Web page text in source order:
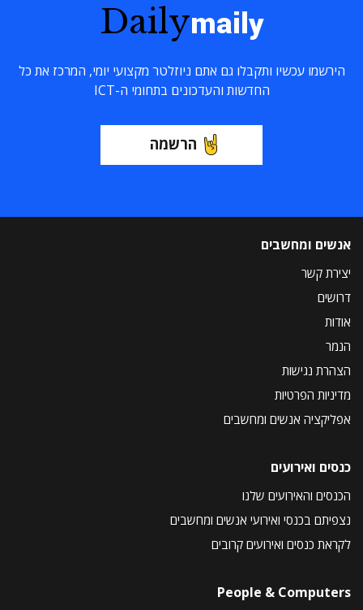
Dailymaily
הירשמו עכשיו ותקבלו גם אתם ניוזלטר מקצועי יומי, המרכז את כל
החדשות והעדכונים בתחומי ה-ICT
הרשמה
אנשים ומחשבים
יצירת קשר
דרושים
אודות
הנמר
הצהרת נגישות
מדיניות הפרטיות
אפליקציה אנשים ומחשבים
כנסים ואירועים
הכנסים והאירועים שלנו
נצפיתם בכנסי ואירועי אנשים ומחשבים
לקראת כנסים ואירועים קרובים
People & Computers